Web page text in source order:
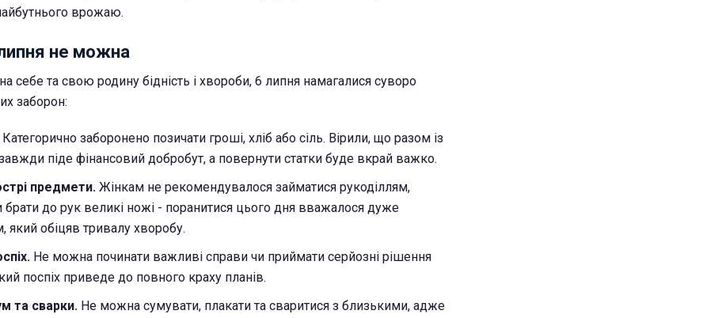
врожаю.
не можна
себе та свою родину бідність і хвороби, 6 липня намагалися суворо
заборон:
Категорично заборонено позичати гроші, хліб або сіль. Вірили, що разом із
піде фінансовий добробут, а повернути статки буде вкрай важко.
предмети. Жінкам не рекомендувалося займатися рукоділлям,
брати до рук великі ножі - поранитися цього дня вважалося дуже
який обіцяв тривалу хворобу.
Не можна починати важливі справи чи приймати серйозні рішення
поспіх приведе до повного краху планів.
та сварки. Не можна сумувати, плакати та сваритися з близькими, адже